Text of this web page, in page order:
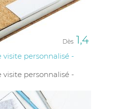
Dès 1,4
visite personnalisé -
visite personnalisé -